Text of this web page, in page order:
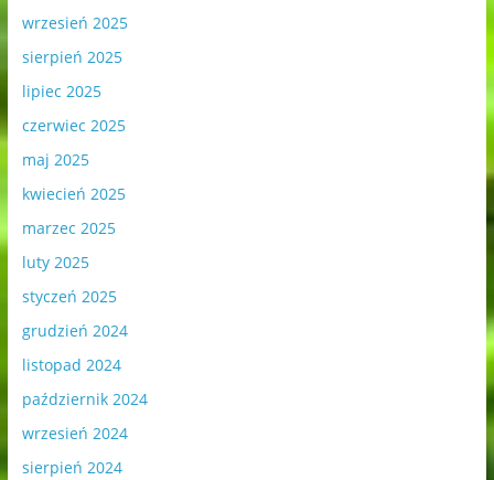
wrzesień 2025
sierpień 2025
lipiec 2025
czerwiec 2025
maj 2025
kwiecień 2025
marzec 2025
luty 2025
styczeń 2025
grudzień 2024
listopad 2024
październik 2024
wrzesień 2024
sierpień 2024